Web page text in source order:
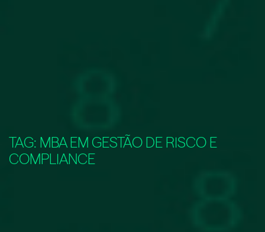
TAG: MBA EM GESTÃO DE RISCO E
COMPLIANCE